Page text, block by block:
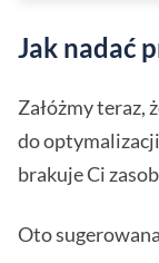
Jak nadać
Załóżmy teraz,
do
brakuje Ci
Oto